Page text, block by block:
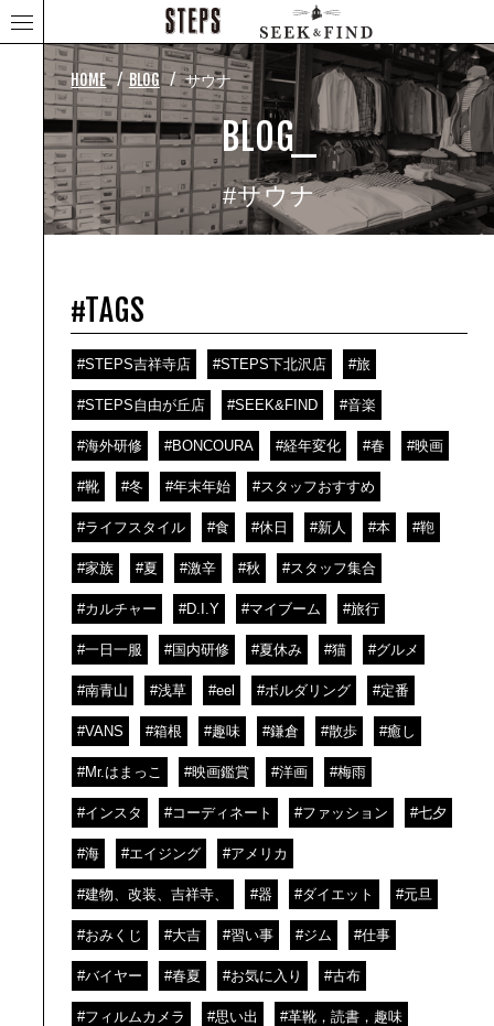
HOME ⁄ BLOG ⁄ サウナ
BLOG_
#サウナ
#TAGS
#STEPS吉祥寺店 #STEPS下北沢店 #旅
#STEPS自由が丘店 #SEEK&FIND #音楽
#海外研修 #BONCOURA #経年変化 #春 #映画
#靴 #冬 #年末年始 #スタッフおすすめ
#ライフスタイル #食 #休日 #新人 #本 #鞄
#家族 #夏 #激辛 #秋 #スタッフ集合
#カルチャー #D.I.Y #マイブーム #旅行
#一日一服 #国内研修 #夏休み #猫 #グルメ
#南青山 #浅草 #eel #ボルダリング #定番
#VANS #箱根 #趣味 #鎌倉 #散歩 #癒し
#Mr.はまっこ #映画鑑賞 #洋画 #梅雨
#インスタ #コーディネート #ファッション #七夕
#海 #エイジング #アメリカ
#建物、改装、吉祥寺、 #器 #ダイエット #元旦
#おみくじ #大吉 #習い事 #ジム #仕事
#バイヤー #春夏 #お気に入り #古布
#フィルムカメラ #思い出 #革靴，読書，趣味